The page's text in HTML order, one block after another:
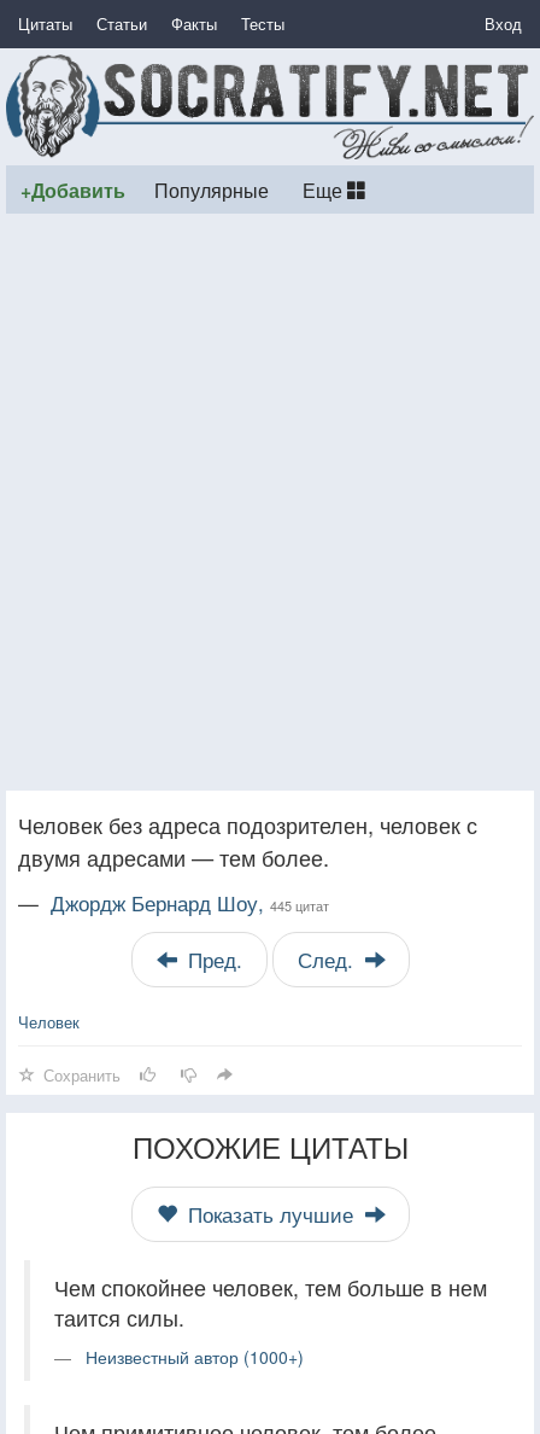
Цитаты Статьи Факты Тесты Вход
+Добавить Популярные Еще
Человек без адреса подозрителен, человек с
двумя адресами — тем более.
— Джордж Бернард Шоу, 445 цитат
Пред. След.
Человек
Сохранить
ПОХОЖИЕ ЦИТАТЫ
Показать лучшие
Чем спокойнее человек, тем больше в нем
таится силы.
Неизвестный автор (1000+)